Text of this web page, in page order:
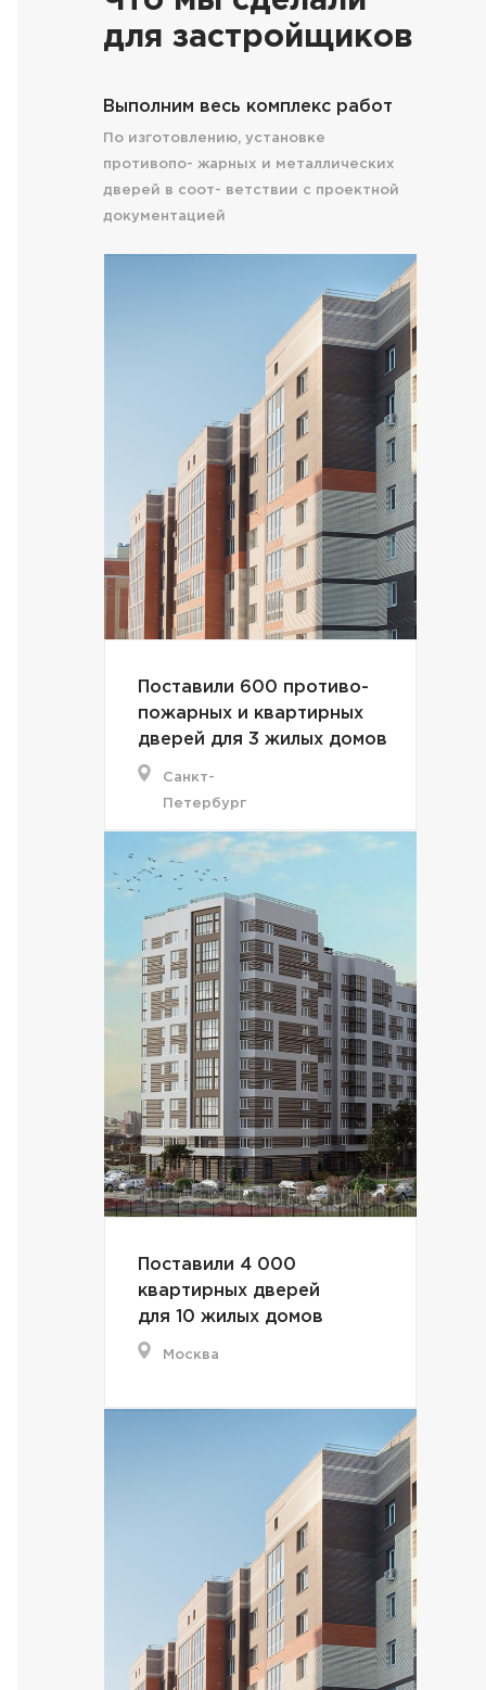
для застройщиков
Выполним весь комплекс работ
По изготовлению, установке
противопо- жарных и металлических
дверей в соот- ветствии с проектной
документацией
По изготовлению, установке
металлических дверей в соответствии с
документацией
Поставили 600 противо-
пожарных и квартирных
дверей для 3 жилых домов
Санкт-
Петербург
для
Поставили 4 000
квартирных дверей
для 10 жилых домов
Москва